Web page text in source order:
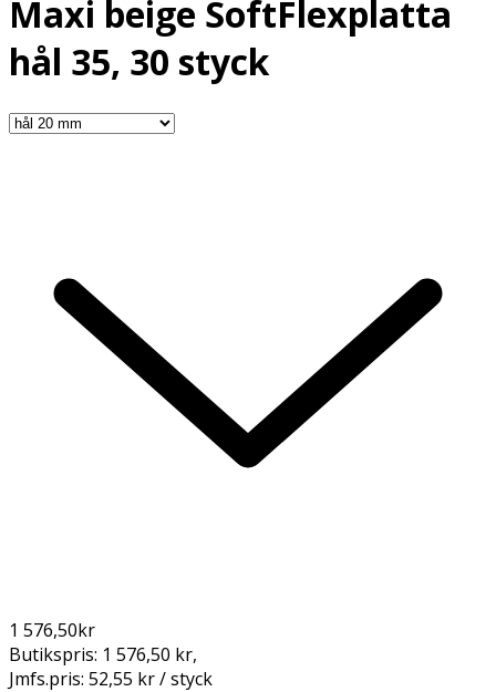
Maxi beige SoftFlexplatta
hål 35, 30 styck
1 576,50kr
Butikspris: 1 576,50 kr,
Jmfs.pris: 52,55 kr / styck